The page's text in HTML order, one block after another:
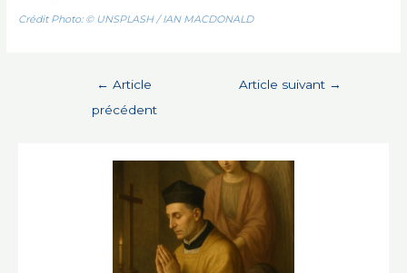
Crédit Photo: © UNSPLASH / IAN MACDONALD
← Article
précédent
Article suivant →